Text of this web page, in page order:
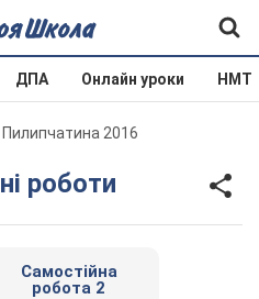
ДПА Онлайн уроки НМТ
2016
роботи
Самостійна
робота 2